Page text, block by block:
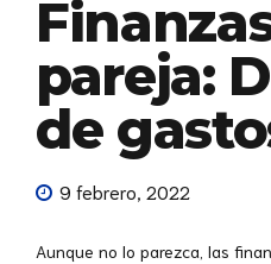
pareja:
de
9 febrero, 2022
Aunque no lo parezca, las